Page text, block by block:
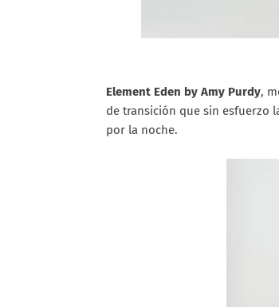
Element Eden by Amy Purdy,
de transición que sin esfuerzo
por la noche.